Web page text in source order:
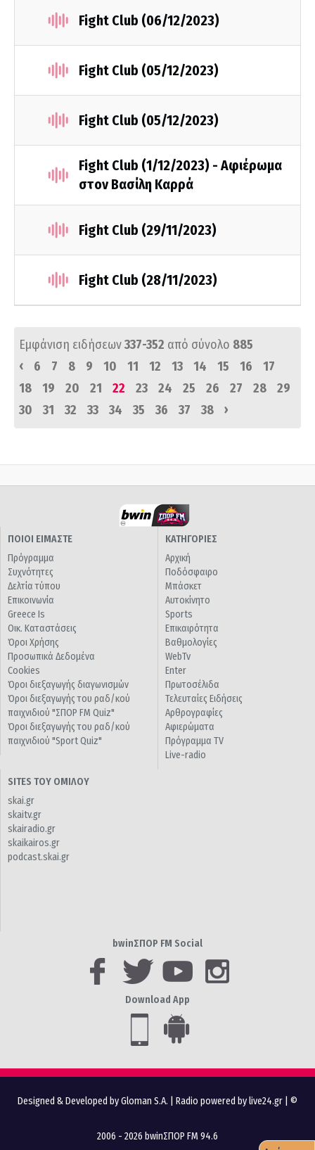
Fight Club (06/12/2023)
Fight Club (05/12/2023)
Fight Club (05/12/2023)
Fight Club (1/12/2023) - Αφιέρωμα
στον Βασίλη Καρρά
Fight Club (29/11/2023)
Fight Club (28/11/2023)
Εμφάνιση ειδήσεων337-352 από σύνολο 885
‹
6 7 8 9 10 11 12 13 14 15 16
17
18
19 20 21 22 23 24 25 26 27 28
29
30
31 32 33 34 35 36 37 38 ›
ΠΟΙΟΙ ΕΙΜΑΣΤΕ
Πρόγραμμα
Συχνότητες
Δελτία τύπου
Επικοινωνία
Greece Is
Οικ. Καταστάσεις
Όροι Χρήσης
Προσωπικά Δεδομένα
Cookies
Όροι διεξαγωγής διαγωνισμών
Όροι διεξαγωγής του ραδ/κού
παιχνιδιού "ΣΠΟΡ FM Quiz"
Όροι διεξαγωγής του ραδ/κού
παιχνιδιού "Sport Quiz"
ΚΑΤΗΓΟΡΙΕΣ
Αρχική
Ποδόσφαιρο
Μπάσκετ
Αυτοκίνητο
Sports
Επικαιρότητα
Βαθμολογίες
WebTv
Enter
Πρωτοσέλιδα
Τελευταίες Ειδήσεις
Αρθρογραφίες
Αφιερώματα
Πρόγραμμα TV
Live-radio
SITES ΤΟΥ ΟΜΙΛΟΥ
skai.gr
skaitv.gr
skairadio.gr
skaikairos.gr
podcast.skai.gr
bwinΣΠΟΡ FM Social
Download App
Designed & Developed by Gloman S.A. Radio powered by live24.gr | ©
2006 - 2026 bwinΣΠΟΡ FM 94.6